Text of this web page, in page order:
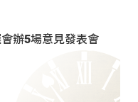
辦5場意見發表會